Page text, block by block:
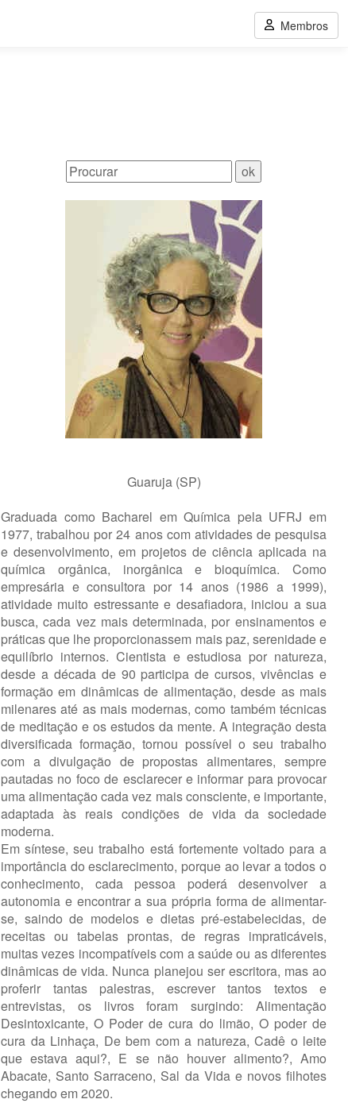
Guaruja (SP)
Graduada como Bacharel em Química pela UFRJ em
1977, trabalhou por 24 anos com atividades de pesquisa
e desenvolvimento, em projetos de ciência aplicada na
química orgânica, inorgânica e bioquímica. Como
empresária e consultora por 14 anos (1986 a 1999),
atividade muito estressante e desafiadora, iniciou a sua
busca, cada vez mais determinada, por ensinamentos e
práticas que lhe proporcionassem mais paz, serenidade e
equilíbrio internos. Cientista e estudiosa por natureza,
desde a década de 90 participa de cursos, vivências e
formação em dinâmicas de alimentação, desde as mais
milenares até as mais modernas, como também técnicas
de meditação e os estudos da mente. A integração desta
diversificada formação, tornou possível o seu trabalho
com a divulgação de propostas alimentares, sempre
pautadas no foco de esclarecer e informar para provocar
uma alimentação cada vez mais consciente, e importante,
adaptada às reais condições de vida da sociedade
moderna.
Em síntese, seu trabalho está fortemente voltado para a
importância do esclarecimento, porque ao levar a todos o
conhecimento, cada pessoa poderá desenvolver a
autonomia e encontrar a sua própria forma de alimentar-
se, saindo de modelos e dietas pré-estabelecidas, de
receitas ou tabelas prontas, de regras impraticáveis,
muitas vezes incompatíveis com a saúde ou as diferentes
dinâmicas de vida. Nunca planejou ser escritora, mas ao
proferir tantas palestras, escrever tantos textos e
entrevistas, os livros foram surgindo: Alimentação
Desintoxicante, O Poder de cura do limão, O poder de
cura da Linhaça, De bem com a natureza, Cadê o leite
que estava aqui?, E se não houver alimento?, Amo
Abacate, Santo Sarraceno, Sal da Vida e novos filhotes
chegando em 2020.
Membros